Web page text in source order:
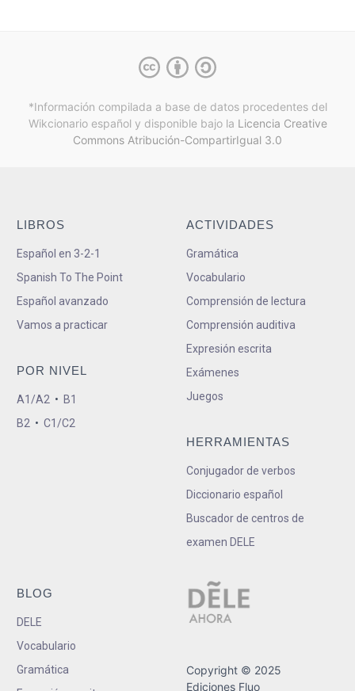
*Información compilada a base de datos procedentes del
Wikcionario español y disponible bajo la Licencia Creative
Commons Atribución-CompartirIgual 3.0
LIBROS
Español en 3-2-1
Spanish To The Point
Español avanzado
Vamos a practicar
POR NIVEL
A1/A2 • B1
B2 • C1/C2
ACTIVIDADES
Gramática
Vocabulario
Comprensión de lectura
Comprensión auditiva
Expresión escrita
Exámenes
Juegos
HERRAMIENTAS
Conjugador de verbos
Diccionario español
Buscador de centros de
examen DELE
BLOG
DELE
Vocabulario
Gramática
Copyright © 2025
Ediciones Fluo